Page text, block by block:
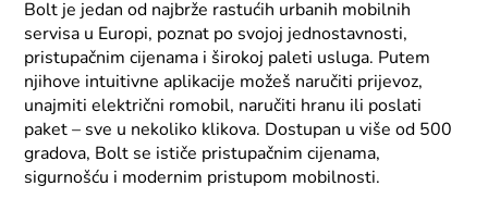
Bolt je jedan od najbrže rastućih urbanih mobilnih
servisa u Europi, poznat po svojoj jednostavnosti,
pristupačnim cijenama i širokoj paleti usluga. Putem
njihove intuitivne aplikacije možeš naručiti prijevoz,
unajmiti električni romobil, naručiti hranu ili poslati
paket – sve u nekoliko klikova. Dostupan u više od 500
gradova, Bolt se ističe pristupačnim cijenama,
sigurnošću i modernim pristupom mobilnosti.